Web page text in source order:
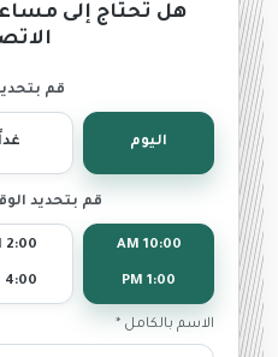
هل تحتاج إلى
قم
اليوم غداً
قم بتحديد
10:00 AM
1:00 PM
2:00 PM
4:00 PM
الاسم بالكامل *